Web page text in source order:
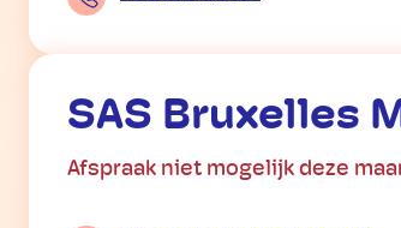
SAS Bruxelles
Afspraak niet mogelijk deze